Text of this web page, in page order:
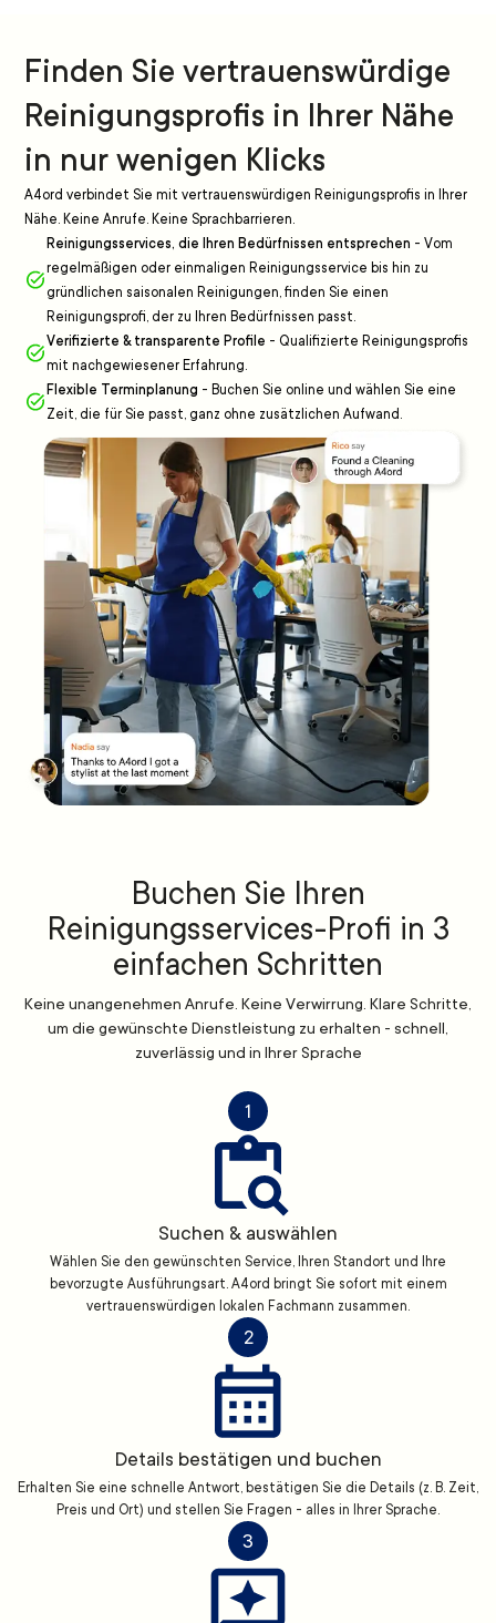
Finden Sie vertrauenswürdige
Reinigungsprofis in Ihrer Nähe
in nur wenigen Klicks
A4ord verbindet Sie mit vertrauenswürdigen Reinigungsprofis in Ihrer
Nähe. Keine Anrufe. Keine Sprachbarrieren.
Reinigungsservices, die Ihren Bedürfnissen entsprechen - Vom
regelmäßigen oder einmaligen Reinigungsservice bis hin zu
gründlichen saisonalen Reinigungen, finden Sie einen
Reinigungsprofi, der zu Ihren Bedürfnissen passt.
Verifizierte & transparente Profile - Qualifizierte Reinigungsprofis
mit nachgewiesener Erfahrung.
Flexible Terminplanung - Buchen Sie online und wählen Sie eine
Zeit, die für Sie passt, ganz ohne zusätzlichen Aufwand.
Buchen Sie Ihren
Reinigungsservices-Profi in 3
einfachen Schritten
Keine unangenehmen Anrufe. Keine Verwirrung. Klare Schritte,
um die gewünschte Dienstleistung zu erhalten - schnell,
zuverlässig und in Ihrer Sprache
1
Suchen & auswählen
Wählen Sie den gewünschten Service, Ihren Standort und Ihre
bevorzugte Ausführungsart. A4ord bringt Sie sofort mit einem
vertrauenswürdigen lokalen Fachmann zusammen.
2
Details bestätigen und buchen
Erhalten Sie eine schnelle Antwort, bestätigen Sie die Details (z. B. Zeit,
Preis und Ort) und stellen Sie Fragen - alles in Ihrer Sprache.
3